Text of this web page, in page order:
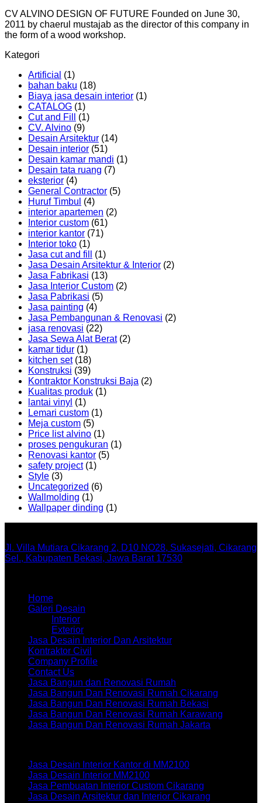
CV ALVINO DESIGN OF FUTURE Founded on June 30,
2011 by chaerul mustajab as the director of this company in
the form of a wood workshop.
Kategori
Artificial (1)
bahan baku (18)
Biaya jasa desain interior (1)
CATALOG (1)
Cut and Fill
(1)
CV. Alvino (9)
Desain Arsitektur (14)
Desain interior (51)
Desain kamar mandi (1)
Desain tata ruang (7)
eksterior (4)
General Contractor (5)
Huruf Timbul (4)
interior apartemen (2)
Interior custom (61)
interior kantor (71)
Interior toko (1)
Jasa cut and fill
(1)
Jasa Desain Arsitektur & Interior (2)
Jasa Fabrikasi (13)
Jasa Interior Custom (2)
Jasa Pabrikasi (5)
Jasa painting (4)
Jasa Pembangunan & Renovasi (2)
jasa renovasi (22)
Jasa Sewa Alat Berat(2)
kamar tidur (1)
kitchen set(18)
Konstruksi (39)
Kontraktor Konstruksi Baja (2)
Kualitas produk (1)
lantai vinyl (1)
Lemari custom (1)
Meja custom (5)
Price list alvino (1)
proses pengukuran (1)
Renovasi kantor (5)
safety project(1)
Style (3)
Uncategorized (6)
Wallmolding (1)
Wallpaper dinding (1)
Jl. Villa Mutiara Cikarang 2, D10 NO28, Sukasejati, Cikarang
Sel., Kabupaten Bekasi, Jawa Barat 17530
Home
Galeri Desain
Interior
Exterior
Jasa Desain Interior Dan Arsitektur
Kontraktor Civil
Company Profile
Contact Us
Jasa Bangun dan Renovasi Rumah
Jasa Bangun Dan Renovasi Rumah Cikarang
Jasa Bangun Dan Renovasi Rumah Bekasi
Jasa Bangun Dan Renovasi Rumah Karawang
Jasa Bangun Dan Renovasi Rumah Jakarta
Jasa Desain Interior Kantor di MM2100
Jasa Desain Interior MM2100
Jasa Pembuatan Interior Custom Cikarang
Jasa Desain Arsitektur dan Interior Cikarang